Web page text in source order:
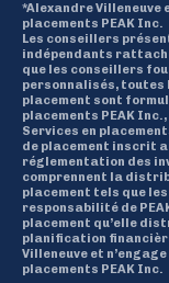
*Alexandre Villeneuve
placements PEAK Inc.
Les conseillers
indépendants
que les conseillers
personnalisés, toutes
placement sont
placements PEAK
Services en
de placement inscrit
réglementation des
comprennent la
placement tels que les
responsabilité de
placement qu’elle
planification
Villeneuve et
placements PEAK Inc.